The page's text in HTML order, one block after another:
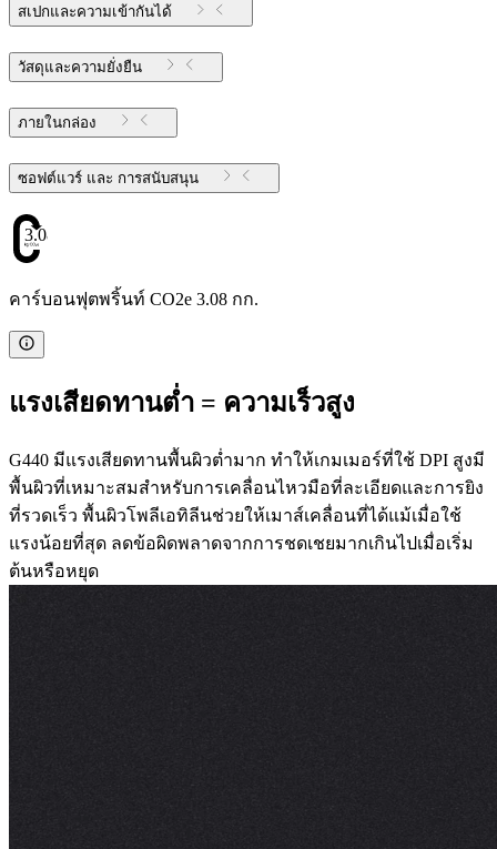
สเปกและความเข้ากันได้
วัสดุและความยั่งยืน
ภายในกล่อง
ซอฟต์แวร์ และ การสนับสนุน
3.08
คาร์บอนฟุตพริ้นท์ CO2e 3.08 กก.
แรงเสียดทานต่ำ = ความเร็วสูง
G440 มีแรงเสียดทานพื้นผิวต่ำมาก ทำให้เกมเมอร์ที่ใช้ DPI สูงมี
พื้นผิวที่เหมาะสมสำหรับการเคลื่อนไหวมือที่ละเอียดและการยิง
ที่รวดเร็ว พื้นผิวโพลีเอทิลีนช่วยให้เมาส์เคลื่อนที่ได้แม้เมื่อใช้
แรงน้อยที่สุด ลดข้อผิดพลาดจากการชดเชยมากเกินไปเมื่อเริ่ม
ต้นหรือหยุด